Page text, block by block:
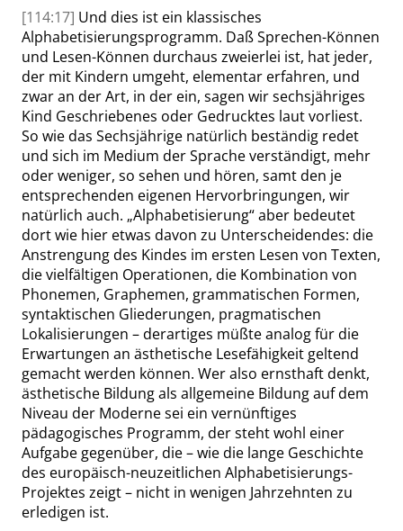
[114:17] Und dies ist ein klassisches
Alphabetisierungsprogramm. Daß Sprechen-Können
und Lesen-Können durchaus zweierlei ist, hat jeder,
der mit Kindern umgeht, elementar erfahren, und
zwar an der Art, in der ein, sagen wir sechsjähriges
Kind Geschriebenes oder Gedrucktes laut vorliest.
So wie das Sechsjährige natürlich beständig redet
und sich im Medium der Sprache verständigt, mehr
oder weniger, so sehen und hören, samt den je
entsprechenden eigenen Hervorbringungen, wir
natürlich auch. „Alphabetisierung“aber bedeutet
dort wie hier etwas davon zu Unterscheidendes: die
Anstrengung des Kindes im ersten Lesen von Texten,
die vielfältigen Operationen, die Kombination von
Phonemen, Graphemen, grammatischen Formen,
syntaktischen Gliederungen, pragmatischen
Lokalisierungen – derartiges müßte analog für die
Erwartungen an ästhetische Lesefähigkeit geltend
gemacht werden können. Wer also ernsthaft denkt,
ästhetische Bildung als allgemeine Bildung auf dem
Niveau der Moderne sei ein vernünftiges
pädagogisches Programm, der steht wohl einer
Aufgabe gegenüber, die – wie die lange Geschichte
des europäisch-neuzeitlichen Alphabetisierungs-
Projektes zeigt – nicht in wenigen Jahrzehnten zu
erledigen ist.